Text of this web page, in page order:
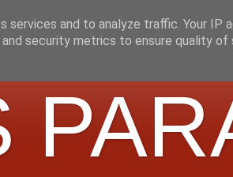
and to analyze traffic. Your IP
security metrics to ensure quality of